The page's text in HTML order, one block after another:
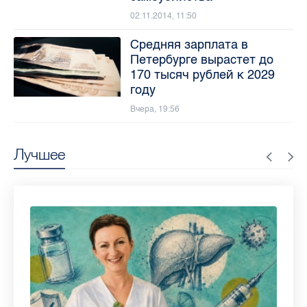
Лучшее
02.11.2014, 11:50
Средняя зарплата в
Петербурге вырастет до
170 тысяч рублей к 2029
году
Вчера, 19:56